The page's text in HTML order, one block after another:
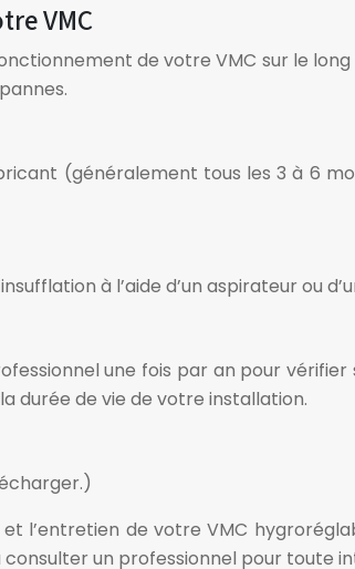
VMC
de votre VMC sur le
(généralement tous les 3 à 6
à l’aide d’un aspirateur ou
une fois par an pour
durée de vie de votre installation.
et l’entretien de votre VMC
consulter un professionnel pour toute